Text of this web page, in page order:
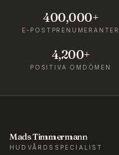
400,000+
E-POSTPRENUMERANTER
4,200+
POSITIVA OMDÖMEN
Mads Timmermann
HUDVÅRDSSPECIALIST